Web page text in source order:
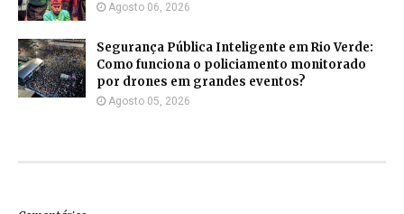
Agosto 06, 2026
Segurança Pública Inteligente em Rio Verde:
Como funciona o policiamento monitorado
por drones em grandes eventos?
Agosto 05, 2026